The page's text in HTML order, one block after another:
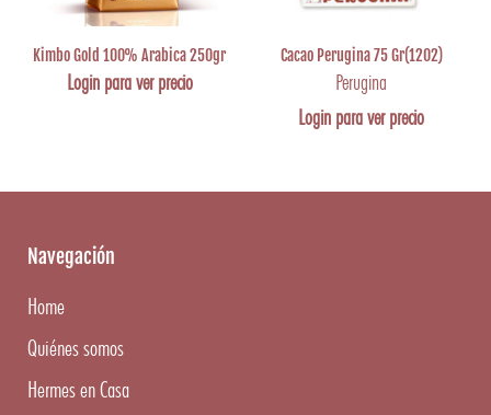
Kimbo Gold 100% Arabica 250gr
Login para ver precio
Cacao Perugina 75 Gr(1202)
Perugina
Login para ver precio
Navegación
Home
Quiénes somos
Hermes en Casa